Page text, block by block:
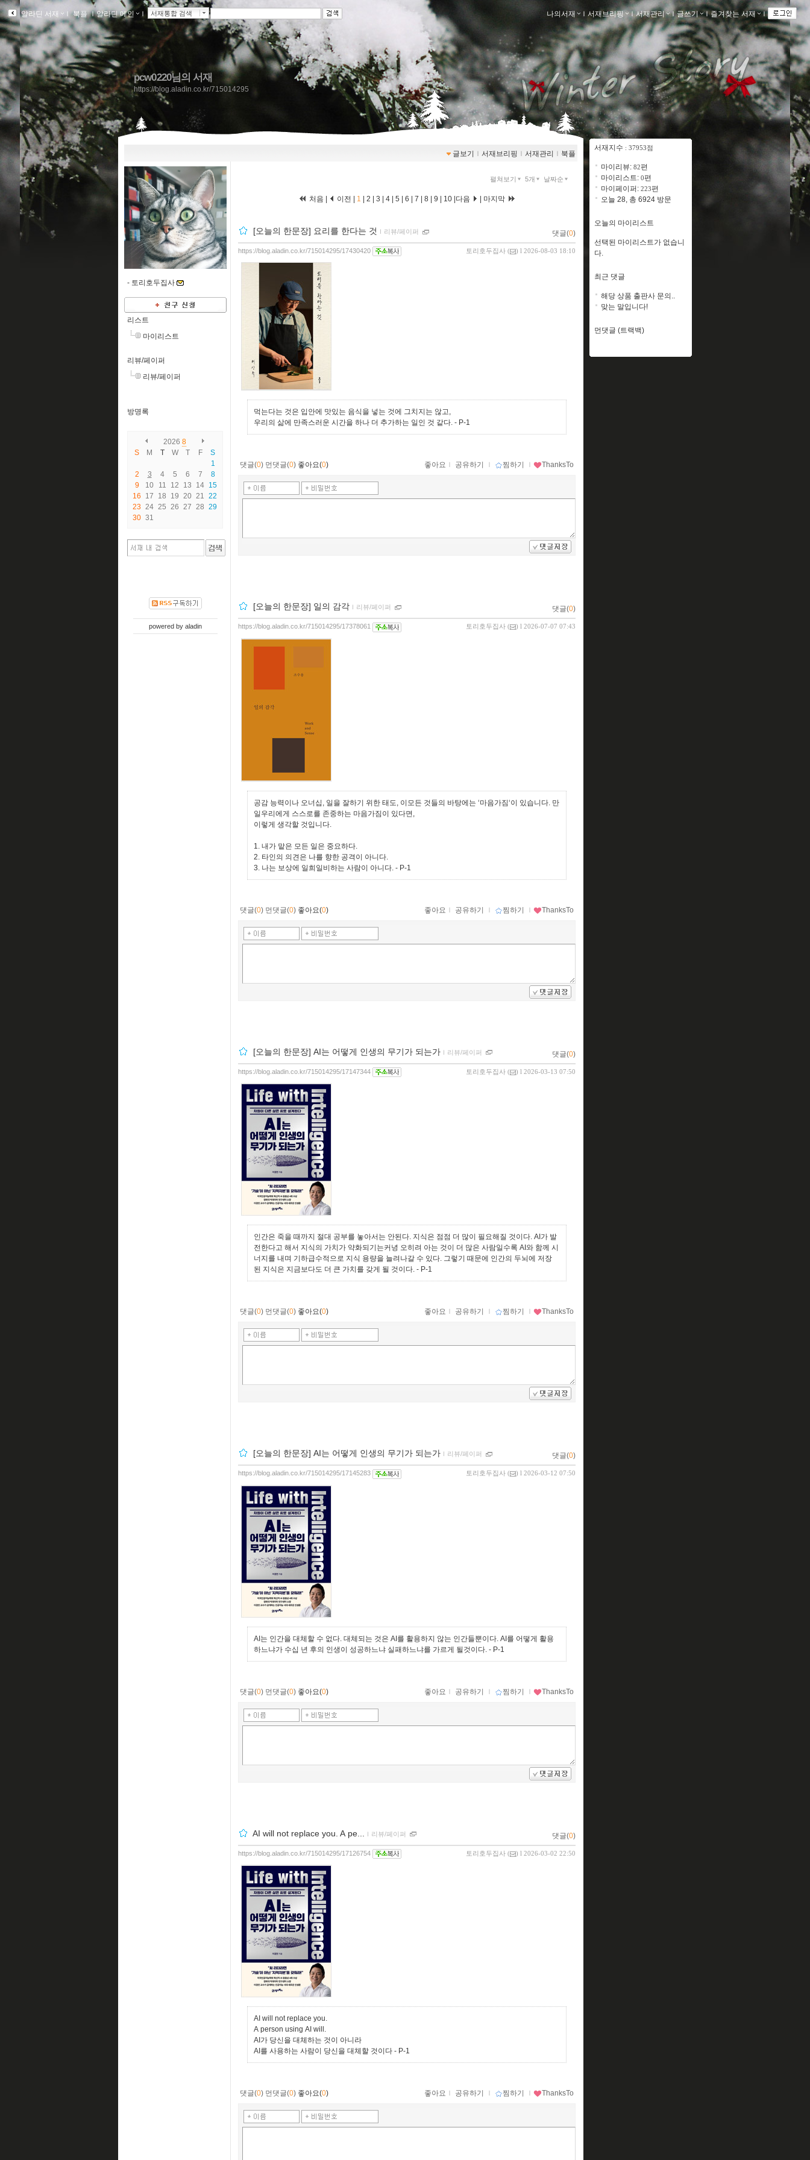
알라딘 서재 ｌ북플ｌ알라딘 메인 ｌ 서재통합 검색 나의서재 ｌ 서재브리핑 ｌ 서재관리 ｌ글쓰기 ｌ즐겨찾는 서재 ｌ
pcw0220님의 서재
https://blog.aladin.co.kr/715014295
글보기 ｌ 서재브리핑 ｌ 서재관리 ｌ 북플
- 토리호두집사
리스트
마이리스트
리뷰/페이퍼
리뷰/페이퍼
방명록
2026 8
S
M T W T F
S
1
2
3 4 5 6 7
8
9
10 11 12 13 14 15
16
17 18 19 20 21 22
23 24 25 26 27 28 29
30 31
powered by aladin
펼쳐보기 5개 날짜순
처음 | 이전 | 1 2 3 4 5 6 7 8 9 10 다음 마지막
[오늘의 한문장] 요리를 한다는 것 ｌ 리뷰/페이퍼 댓글(0)
토리호두집사 ( ) l 2026-08-03 18:10
https://blog.aladin.co.kr/715014295/17430420
먹는다는 것은 입안에 맛있는 음식을 넣는 것에 그치지는 않고,
우리의 삶에 만족스러운 시간을 하나 더 추가하는 일인 것 같다. - P-1
댓글(0) 먼댓글(0) 좋아요(0) 좋아요 ｌ 공유하기 ｌ 찜하기 ｌ ThanksTo
[오늘의 한문장] 일의 감각 ｌ 리뷰/페이퍼 댓글(0)
토리호두집사 ( ) l 2026-07-07 07:43
https://blog.aladin.co.kr/715014295/17378061
공감 능력이나 오너십, 일을 잘하기 위한 태도, 이모든 것들의 바탕에는 ‘마음가짐‘이 있습니다. 만
일우리에게 스스로를 존중하는 마음가짐이 있다면,
이렇게 생각할 것입니다.
1. 내가 맡은 모든 일은 중요하다.
2. 타인의 의견은 나를 향한 공격이 아니다.
3. 나는 보상에 일희일비하는 사람이 아니다. - P-1
댓글(0) 먼댓글(0) 좋아요(0) 좋아요 ｌ 공유하기 ｌ 찜하기 ｌ ThanksTo
[오늘의 한문장] AI는 어떻게 인생의 무기가 되는가 ｌ 리뷰/페이퍼 댓글(0)
토리호두집사 ( ) l 2026-03-13 07:50
https://blog.aladin.co.kr/715014295/17147344
인간은 죽을 때까지 절대 공부를 놓아서는 안된다. 지식은 점점 더 많이 필요해질 것이다. AI가 발
전한다고 해서 지식의 가치가 약화되기는커녕 오히려 아는 것이 더 많은 사람일수록 AI와 함께 시
너지를 내며 기하급수적으로 지식 용량을 늘려나갈 수 있다. 그렇기 때문에 인간의 두뇌에 저장
된 지식은 지금보다도 더 큰 가치를 갖게 될 것이다. - P-1
댓글(0) 먼댓글(0) 좋아요(0) 좋아요 ｌ 공유하기 ｌ 찜하기 ｌ ThanksTo
[오늘의 한문장] AI는 어떻게 인생의 무기가 되는가 ｌ 리뷰/페이퍼 댓글(0)
토리호두집사 ( ) l 2026-03-12 07:50
https://blog.aladin.co.kr/715014295/17145283
AI는 인간을 대체할 수 없다. 대체되는 것은 AI를 활용하지 않는 인간들뿐이다. AI를 어떻게 활용
하느냐가 수십 년 후의 인생이 성공하느냐 실패하느냐를 가르게 될것이다. - P-1
댓글(0) 먼댓글(0) 좋아요(0) 좋아요 ｌ 공유하기 ｌ 찜하기 ｌ ThanksTo
AI will not replace you. A pe... ｌ 리뷰/페이퍼 댓글(0)
토리호두집사 ( ) l 2026-03-02 22:50
https://blog.aladin.co.kr/715014295/17126754
AI will not replace you.
A person using AI will.
AI가 당신을 대체하는 것이 아니라
AI를 사용하는 사람이 당신을 대체할 것이다 - P-1
댓글(0) 먼댓글(0) 좋아요(0) 좋아요 ｌ 공유하기 ｌ 찜하기 ｌ ThanksTo
서재지수 : 37953점
마이리뷰: 82편
마이리스트: 0편
마이페이퍼: 223편
오늘 28, 총 6924 방문
오늘의 마이리스트
선택된 마이리스트가 없습니
다.
최근 댓글
해당 상품 출판사 문의..
맞는 말입니다!
먼댓글 (트랙백)